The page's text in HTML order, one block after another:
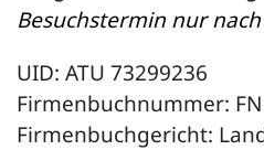
Besuchstermin nur
UID: ATU 73299236
Firmenbuchnummer:
Firmenbuchgericht: